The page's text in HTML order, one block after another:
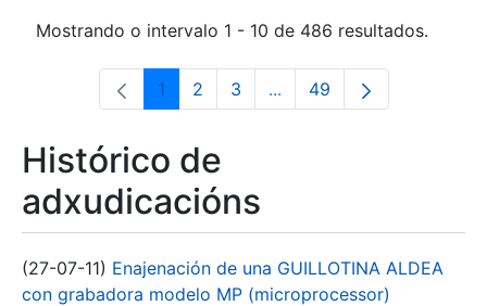
Mostrando o intervalo 1 - 10 de 486 resultados.
Páxina
1 Páxina
2 Páxina
3 ...Páxinas intermedias Use
Páxina
49
Histórico de
adxudicacións
(27-07-11) Enajenación de una GUILLOTINA ALDEA
con grabadora modelo MP (microprocessor)